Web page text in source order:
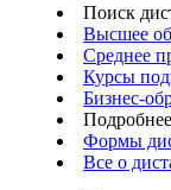
Поиск
Высшее
Среднее
Курсы
Бизнес-
Подробнее
Формы
Все о